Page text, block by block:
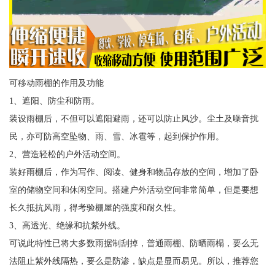
可移动雨棚的作用及功能
1、遮阳、防尘和防雨。
装设雨棚后，不但可以遮阳避雨，还可以防止风沙。尘土及噪音扰
民，亦可防高空坠物、雨、雪、冰雹等，起到保护作用。
2、营造轻松的户外活动空间。
装好雨棚后，作为写作、阅读、健身和物品存放的空间，增加了卧
室的储物空间和休闲空间。搭建户外活动空间非常简单，但是要想
长久抵抗风雨，得考验棚屋的强度和耐久性。
3、高透光、绝缘和抗紫外线。
可说此特性已将大多数雨据制刮掉，普通雨棚、防晒雨榻，要么无
法阻止紫外线隔热，要么是防渗，缺点是显而易见。所以，推荐您